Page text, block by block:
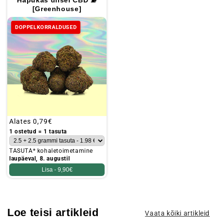
[Greenhouse]
DOPPELKORRALDUSED
Tavaline
hind
Alates 0,79€
1 ostetud = 1 tasuta
TASUTA* kohaletoimetamine
laupäeval, 8. augustil
Lisa - 9,90€
Loe teisi artikleid Vaata kõiki artikleid